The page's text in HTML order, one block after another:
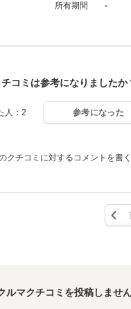
所有期間
-
コミは参考になりましたか
人：2 参考になった
クチコミに対するコメントを書く
ルマクチコミを投稿しませ